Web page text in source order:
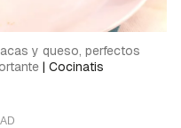
y queso, perfectos
| Cocinatis